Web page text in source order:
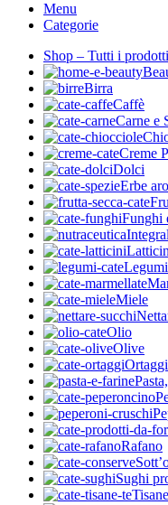
Menu
Categorie
Shop – Tutti i prodotti
Birra
Caffè
Carne e
Creme
Dolci
Erbe
Funghi
Miele
Olio
Olive
Rafano
Sughi
Tisane